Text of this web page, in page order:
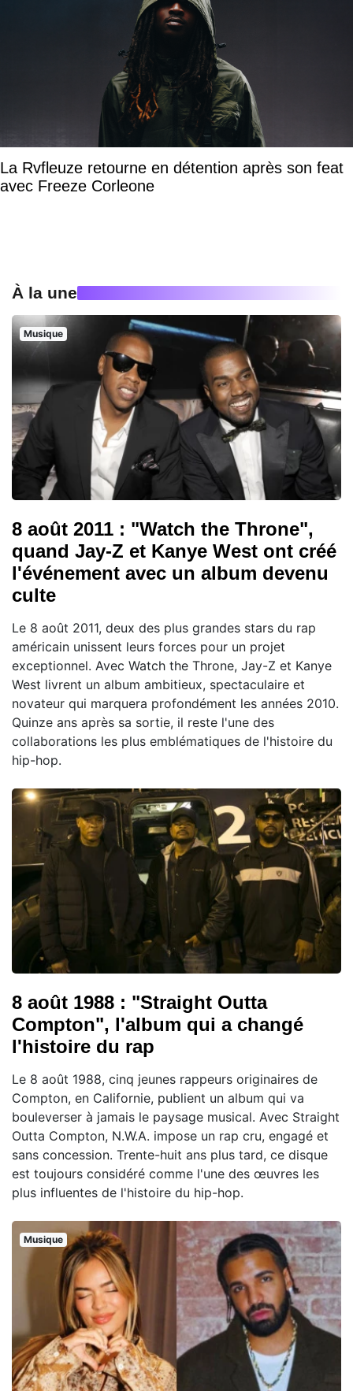
La Rvfleuze retourne en détention après son feat
avec Freeze Corleone
À la une
Musique
8 août 2011 : "Watch the Throne",
quand Jay-Z et Kanye West ont créé
l'événement avec un album devenu
culte
Le 8 août 2011, deux des plus grandes stars du rap
américain unissent leurs forces pour un projet
exceptionnel. Avec Watch the Throne, Jay-Z et Kanye
West livrent un album ambitieux, spectaculaire et
novateur qui marquera profondément les années 2010.
Quinze ans après sa sortie, il reste l'une des
collaborations les plus emblématiques de l'histoire du
hip-hop.
8 août 1988 : "Straight Outta
Compton", l'album qui a changé
l'histoire du rap
Le 8 août 1988, cinq jeunes rappeurs originaires de
Compton, en Californie, publient un album qui va
bouleverser à jamais le paysage musical. Avec Straight
Outta Compton, N.W.A. impose un rap cru, engagé et
sans concession. Trente-huit ans plus tard, ce disque
est toujours considéré comme l'une des œuvres les
plus influentes de l'histoire du hip-hop.
Musique